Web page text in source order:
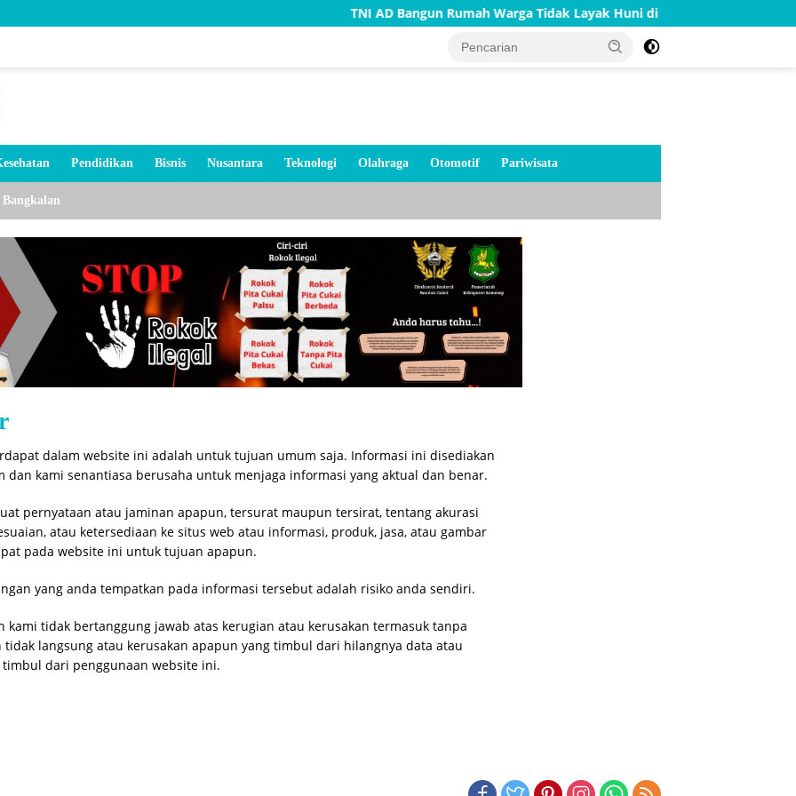
TNI AD Bangun Rumah Warga Tidak Layak Huni di Bluto Sumenep
Pendidikan Bisnis Nusantara Teknologi Olahraga Otomotif Pariwisata
Bangkalan
dalam website ini adalah untuk tujuan umum saja. Informasi ini disediakan
dan kami senantiasa berusaha untuk menjaga informasi yang aktual dan benar.
pernyataan atau jaminan apapun, tersurat maupun tersirat, tentang akurasi
atau ketersediaan ke situs web atau informasi, produk, jasa, atau gambar
pada website ini untuk tujuan apapun.
yang anda tempatkan pada informasi tersebut adalah risiko anda sendiri.
kami tidak bertanggung jawab atas kerugian atau kerusakan termasuk tanpa
tidak langsung atau kerusakan apapun yang timbul dari hilangnya data atau
dari penggunaan website ini.